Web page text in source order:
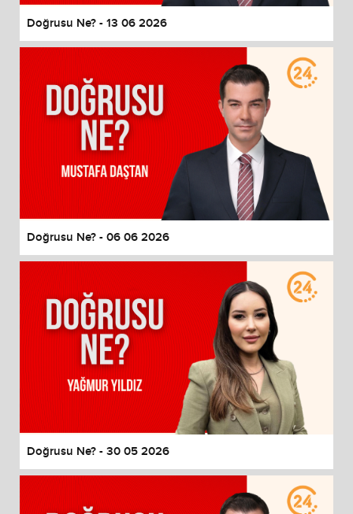
Doğrusu Ne? - 13 06 2026
Doğrusu Ne? - 06 06 2026
Doğrusu Ne? - 30 05 2026